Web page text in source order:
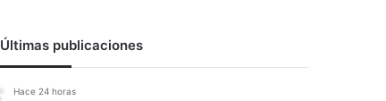
Últimas publicaciones
Hace 24 horas